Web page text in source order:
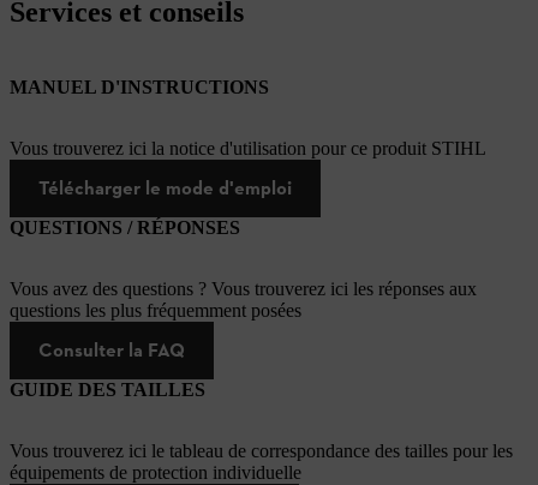
Services et conseils
MANUEL D'INSTRUCTIONS
Vous trouverez ici la notice d'utilisation pour ce produit STIHL
Télécharger le mode d'emploi
QUESTIONS / RÉPONSES
Vous avez des questions ? Vous trouverez ici les réponses aux
questions les plus fréquemment posées
Consulter la FAQ
GUIDE DES TAILLES
Vous trouverez ici le tableau de correspondance des tailles pour les
équipements de protection individuelle